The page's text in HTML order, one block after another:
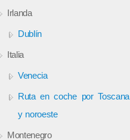
Irlanda
Dublín
Italia
Venecia
Ruta en coche por Toscana
y noroeste
Montenegro